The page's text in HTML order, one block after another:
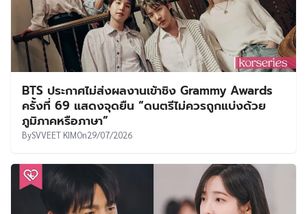
BTS ประกาศไม่ส่งผลงานเข้าชิง Grammy Awards
ครั้งที่ 69 แสดงจุดยืน “ดนตรีไม่ควรถูกแบ่งด้วย
ภูมิภาคหรือภาษา”
BySVVEET KIMOn29/07/2026